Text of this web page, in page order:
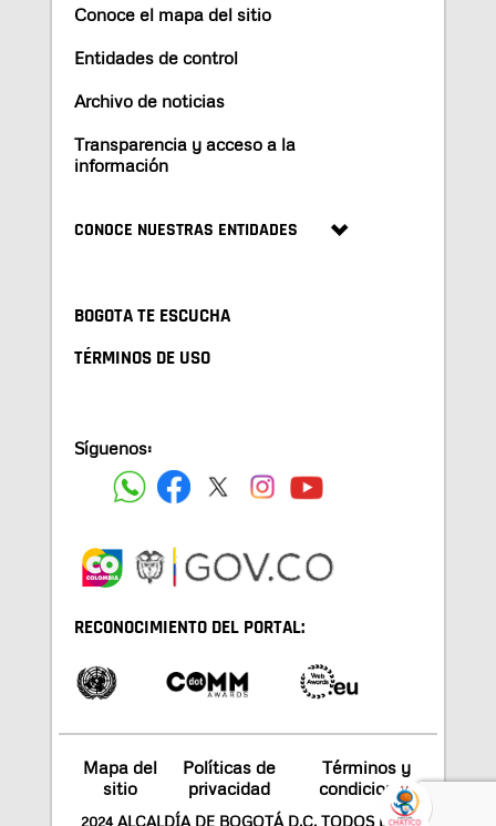
Conoce el mapa del sitio
Entidades de control
Archivo de noticias
Transparencia y acceso a la
información
CONOCE NUESTRAS ENTIDADES
BOGOTA TE ESCUCHA
TÉRMINOS DE USO
Síguenos:
RECONOCIMIENTO DEL PORTAL:
Mapa del
sitio
Políticas de
privacidad
Términos y
condiciones
2024 ALCALDÍA DE BOGOTÁ D.C. TODOS LOS